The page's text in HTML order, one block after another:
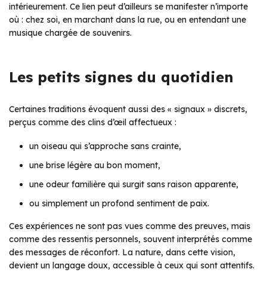
intérieurement. Ce lien peut d’ailleurs se manifester n’importe
où : chez soi, en marchant dans la rue, ou en entendant une
musique chargée de souvenirs.
Les petits signes du quotidien
Certaines traditions évoquent aussi des « signaux » discrets,
perçus comme des clins d’œil affectueux :
un oiseau qui s’approche sans crainte,
une brise légère au bon moment,
une odeur familière qui surgit sans raison apparente,
ou simplement un profond sentiment de paix.
Ces expériences ne sont pas vues comme des preuves, mais
comme des ressentis personnels, souvent interprétés comme
des messages de réconfort. La nature, dans cette vision,
devient un langage doux, accessible à ceux qui sont attentifs.